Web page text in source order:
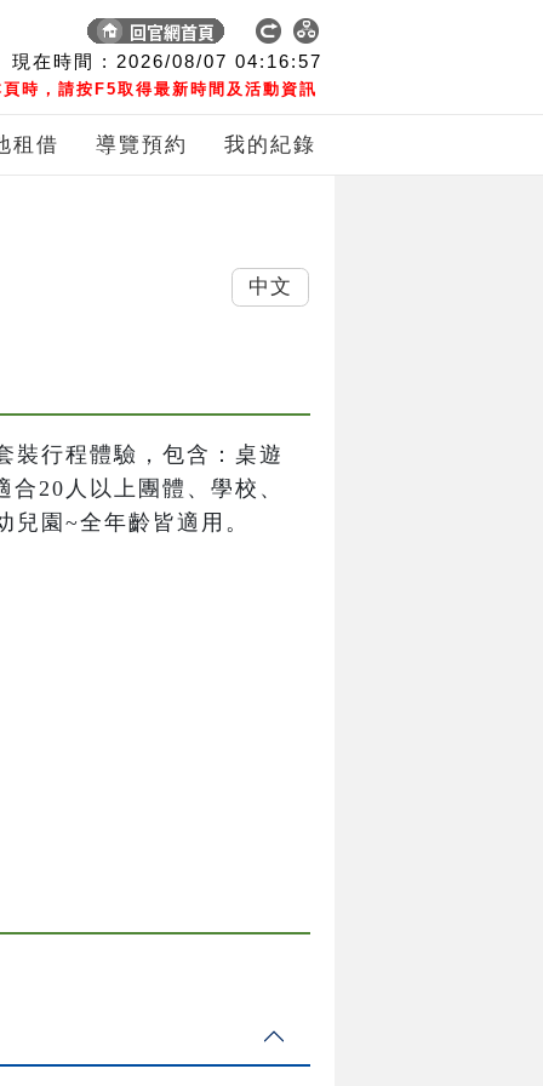
現在時間 : 2026/08/07 04:16:57
時，請按F5取得最新時間及活動資訊
租借 導覽預約 我的紀錄
裝行程體驗，包含：桌遊
20人以上團體、學校、
園~全年齡皆適用。